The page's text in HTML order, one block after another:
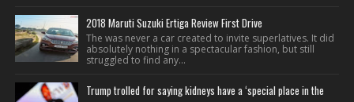
2018 Maruti Suzuki Ertiga Review First Drive
The was never a car created to invite superlatives. It did
absolutely nothing in a spectacular fashion, but still
struggled to find any...
Trump trolled for saying kidneys have a ‘special place in the